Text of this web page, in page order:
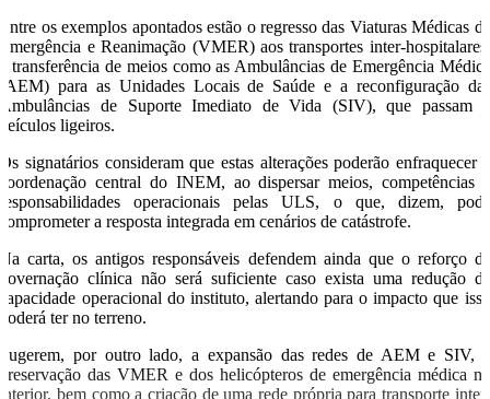
Entre os exemplos apontados estão o regresso das Viaturas Médicas de
Emergência e Reanimação (VMER) aos transportes inter-hospitalares,
a transferência de meios como as Ambulâncias de Emergência Médica
(AEM) para as Unidades Locais de Saúde e a reconfiguração das
Ambulâncias de Suporte Imediato de Vida (SIV), que passam a
veículos ligeiros.
Os signatários consideram que estas alterações poderão enfraquecer a
coordenação central do INEM, ao dispersar meios, competências e
responsabilidades operacionais pelas ULS, o que, dizem, pode
comprometer a resposta integrada em cenários de catástrofe.
Na carta, os antigos responsáveis defendem ainda que o reforço da
governação clínica não será suficiente caso exista uma redução da
capacidade operacional do instituto, alertando para o impacto que isso
poderá ter no terreno.
Sugerem, por outro lado, a expansão das redes de AEM e SIV, a
preservação das VMER e dos helicópteros de emergência médica no
interior, bem como a criação de uma rede própria para transporte inter-